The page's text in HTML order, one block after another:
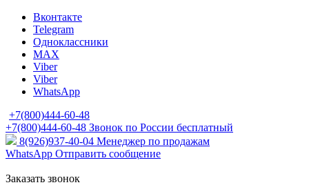
Вконтакте
Telegram
Одноклассники
MAX
Viber
Viber
WhatsApp
+7(800)444-60-48
+7(800)444-60-48 Звонок по России бесплатный
8(926)937-40-04 Менеджер по продажам
WhatsApp Отправить сообщение
Заказать звонок